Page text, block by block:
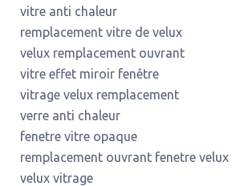
vitre anti chaleur
remplacement vitre de velux
velux remplacement ouvrant
vitre effet miroir fenêtre
vitrage velux remplacement
verre anti chaleur
fenetre vitre opaque
remplacement ouvrant fenetre velux
velux vitrage